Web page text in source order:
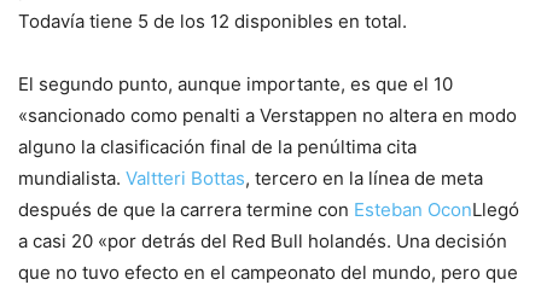
Todavía tiene 5 de los 12 disponibles en total.
El segundo punto, aunque importante, es que el 10
«sancionado como penalti a Verstappen no altera en modo
alguno la clasificación final de la penúltima cita
mundialista. Valtteri Bottas, tercero en la línea de meta
después de que la carrera termine con Esteban OconLlegó
a casi 20 «por detrás del Red Bull holandés. Una decisión
que no tuvo efecto en el campeonato del mundo, pero que